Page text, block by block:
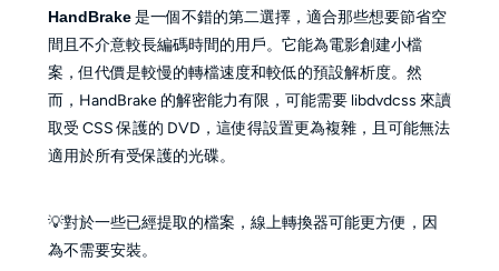
HandBrake是一個不錯的第二選擇，適合那些想要節省空
間且不介意較長編碼時間的用戶。它能為電影創建小檔
案，但代價是較慢的轉檔速度和較低的預設解析度。然
而，HandBrake 的解密能力有限，可能需要 libdvdcss 來讀
取受 CSS 保護的 DVD，這使得設置更為複雜，且可能無法
適用於所有受保護的光碟。
💡對於一些已經提取的檔案，線上轉換器可能更方便，因
為不需要安裝。